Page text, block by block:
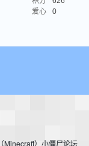
爱心
0
Minecraft）小僵尸论坛